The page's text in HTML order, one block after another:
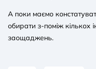
А поки маємо
обирати з-поміж кількох
заощаджень.